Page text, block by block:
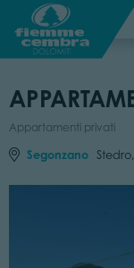
Appartamenti privati
Segonzano